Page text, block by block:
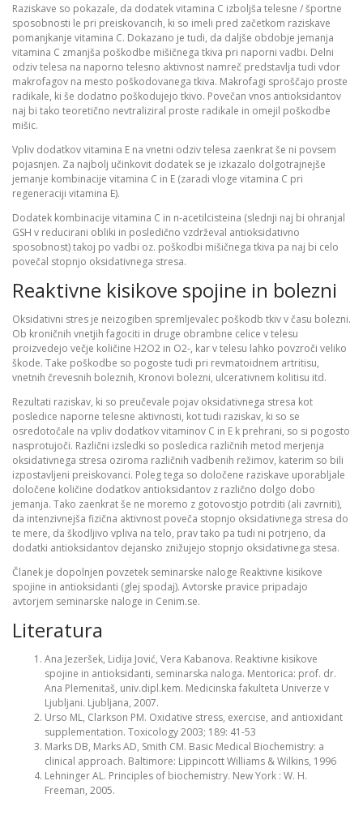
Raziskave so pokazale, da dodatek vitamina C izboljša telesne / športne
sposobnosti le pri preiskovancih, ki so imeli pred začetkom raziskave
pomanjkanje vitamina C. Dokazano je tudi, da daljše obdobje jemanja
vitamina C zmanjša poškodbe mišičnega tkiva pri naporni vadbi. Delni
odziv telesa na naporno telesno aktivnost namreč predstavlja tudi vdor
makrofagov na mesto poškodovanega tkiva. Makrofagi sproščajo proste
radikale, ki še dodatno poškodujejo tkivo. Povečan vnos antioksidantov
naj bi tako teoretično nevtraliziral proste radikale in omejil poškodbe
mišic.
Vpliv dodatkov vitamina E na vnetni odziv telesa zaenkrat še ni povsem
pojasnjen. Za najbolj učinkovit dodatek se je izkazalo dolgotrajnejše
jemanje kombinacije vitamina C in E (zaradi vloge vitamina C pri
regeneraciji vitamina E).
Dodatek kombinacije vitamina C in n-acetilcisteina (slednji naj bi ohranjal
GSH v reducirani obliki in posledično vzdrževal antioksidativno
sposobnost) takoj po vadbi oz. poškodbi mišičnega tkiva pa naj bi celo
povečal stopnjo oksidativnega stresa.
Reaktivne kisikove spojine in bolezni
Oksidativni stres je neizogiben spremljevalec poškodb tkiv v času bolezni.
Ob kroničnih vnetjih fagociti in druge obrambne celice v telesu
proizvedejo večje količine H2O2 in O2-, kar v telesu lahko povzroči veliko
škode. Take poškodbe so pogoste tudi pri revmatoidnem artritisu,
vnetnih črevesnih boleznih, Kronovi bolezni, ulcerativnem kolitisu itd.
Rezultati raziskav, ki so preučevale pojav oksidativnega stresa kot
posledice naporne telesne aktivnosti, kot tudi raziskav, ki so se
osredotočale na vpliv dodatkov vitaminov C in E k prehrani, so si pogosto
nasprotujoči. Različni izsledki so posledica različnih metod merjenja
oksidativnega stresa oziroma različnih vadbenih režimov, katerim so bili
izpostavljeni preiskovanci. Poleg tega so določene raziskave uporabljale
določene količine dodatkov antioksidantov z različno dolgo dobo
jemanja. Tako zaenkrat še ne moremo z gotovostjo potrditi (ali zavrniti),
da intenzivnejša fizična aktivnost poveča stopnjo oksidativnega stresa do
te mere, da škodljivo vpliva na telo, prav tako pa tudi ni potrjeno, da
dodatki antioksidantov dejansko znižujejo stopnjo oksidativnega stesa.
Članek je dopolnjen povzetek seminarske naloge Reaktivne kisikove
spojine in antioksidanti (glej spodaj). Avtorske pravice pripadajo
avtorjem seminarske naloge in Cenim.se.
Literatura
Ana Jezeršek, Lidija Jović, Vera Kabanova. Reaktivne kisikove
spojine in antioksidanti, seminarska naloga. Mentorica: prof. dr.
Ana Plemenitaš, univ.dipl.kem. Medicinska fakulteta Univerze v
Ljubljani. Ljubljana, 2007.
Urso ML, Clarkson PM. Oxidative stress, exercise, and antioxidant
supplementation. Toxicology 2003; 189: 41-53
Marks DB, Marks AD, Smith CM. Basic Medical Biochemistry: a
clinical approach. Baltimore: Lippincott Williams & Wilkins, 1996
Lehninger AL. Principles of biochemistry. New York : W. H.
Freeman, 2005.